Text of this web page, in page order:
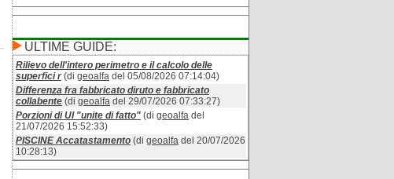
ULTIME GUIDE:
Rilievo dell'intero perimetro e il calcolo delle
superfici r (di geoalfa del 05/08/2026 07:14:04)
Differenza fra fabbricato diruto e fabbricato
collabente (di geoalfa del 29/07/2026 07:33:27)
Porzioni di UI "unite di fatto" (di geoalfa del
21/07/2026 15:52:33)
PISCINE Accatastamento (di geoalfa del 20/07/2026
10:28:13)